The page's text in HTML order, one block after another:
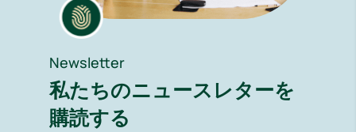
Newsletter
私たちのニュースレターを
購読する